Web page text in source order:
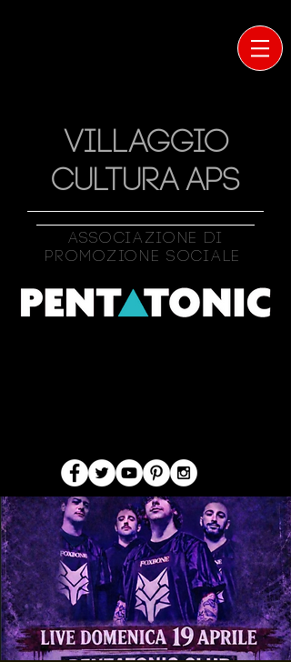
VILLAGGIO
CULTURA APS
Associazione Di
Promozione Sociale